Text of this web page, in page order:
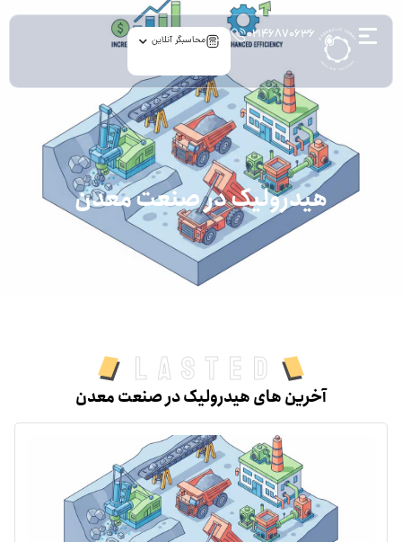
۰۲۱۴۶۸۷۰۶۳۶ محاسبگر آنلاین
archive
هیدرولیک در صنعت معدن
Lasted
آخرین های هیدرولیک در صنعت معدن